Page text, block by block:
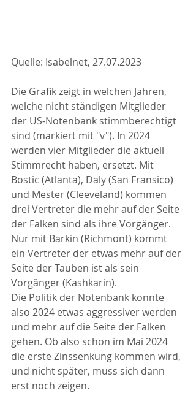
Quelle: Isabelnet, 27.07.2023
Die Grafik zeigt in welchen Jahren,
welche nicht ständigen Mitglieder
der US-Notenbank stimmberechtigt
sind (markiert mit "v"). In 2024
werden vier Mitglieder die aktuell
Stimmrecht haben, ersetzt. Mit
Bostic (Atlanta), Daly (San Fransico)
und Mester (Cleeveland) kommen
drei Vertreter die mehr auf der Seite
der Falken sind als ihre Vorgänger.
Nur mit Barkin (Richmont) kommt
ein Vertreter der etwas mehr auf der
Seite der Tauben ist als sein
Vorgänger (Kashkarin).
Die Politik der Notenbank könnte
also 2024 etwas aggressiver werden
und mehr auf die Seite der Falken
gehen. Ob also schon im Mai 2024
die erste Zinssenkung kommen wird,
und nicht später, muss sich dann
erst noch zeigen.